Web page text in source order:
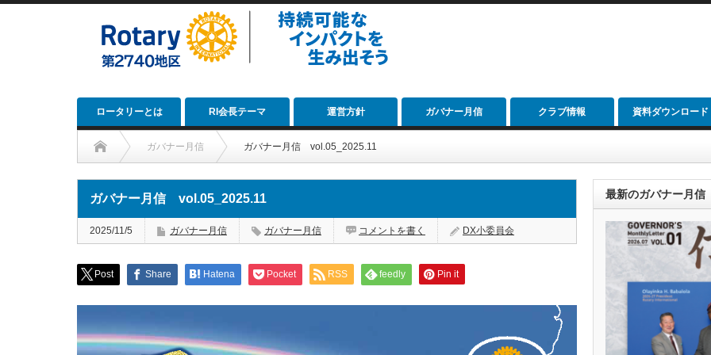
ロータリーとは RI会長テーマ 運営方針 ガバナー月信 クラブ情報 資料ダウンロード
ガバナー月信 ガバナー月信 vol.05_2025.11
ガバナー月信 vol.05_2025.11
2025/11/5 ガバナー月信 ガバナー月信 コメントを書く DX小委員会
Post Share Hatena Pocket RSS feedly Pin it
最新のガバナー月信